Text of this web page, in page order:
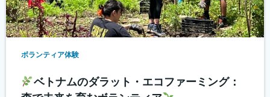
ボランティア体験
ベトナムのダラット・エコファーミング：